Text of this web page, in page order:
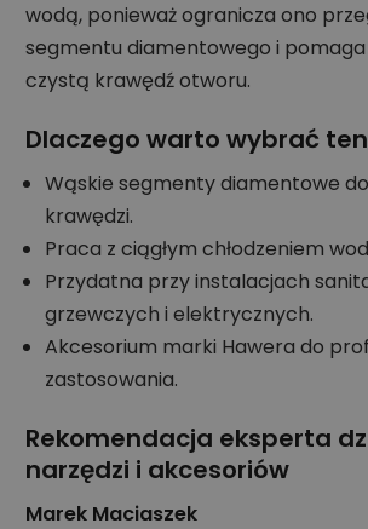
wodą, ponieważ ogranicza ono
segmentu diamentowego i
czystą krawędź otworu.
Dlaczego warto wybrać
Wąskie segmenty diamentowe
krawędzi.
Praca z ciągłym chłodzeniem
Przydatna przy instalacjach
grzewczych i elektrycznych.
Akcesorium marki Hawera do
zastosowania.
Rekomendacja eksperta
narzędzi i akcesoriów
Marek Maciaszek